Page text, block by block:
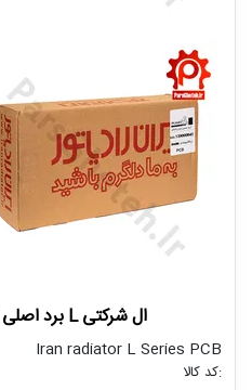
برد اصلی ایران رادیاتور سری L ال شرکتی
Iran radiator L Series PCB
کد کالا: